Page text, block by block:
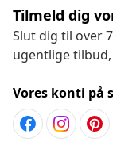
Tilmeld dig
Slut dig til over
ugentlige
Vores konti på